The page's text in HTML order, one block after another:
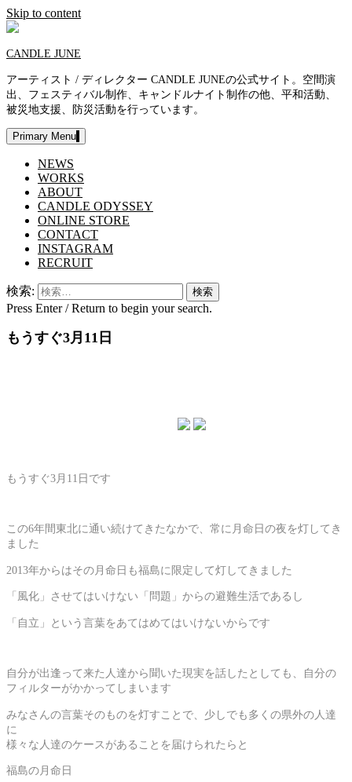
Skip to content
CANDLE JUNE
アーティスト / ディレクター CANDLE JUNEの公式サイト。空間演
出、フェスティバル制作、キャンドルナイト制作の他、平和活動、
被災地支援、防災活動を行っています。
Primary Menu
NEWS
WORKS
ABOUT
CANDLE ODYSSEY
ONLINE STORE
CONTACT
INSTAGRAM
RECRUIT
検索:
Press Enter / Return to begin your search.
もうすぐ3月11日
もうすぐ3月11日です
この6年間東北に通い続けてきたなかで、常に月命日の夜を灯してき
ました
2013年からはその月命日も福島に限定して灯してきました
「風化」させてはいけない「問題」からの避難生活であるし
「自立」という言葉をあてはめてはいけないからです
自分が出逢って来た人達から聞いた現実を話したとしても、自分の
フィルターがかかってしまいます
みなさんの言葉そのものを灯すことで、少しでも多くの県外の人達
に
様々な人達のケースがあることを届けられたらと
福島の月命日